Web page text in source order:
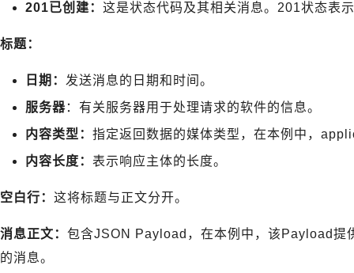
201已创建： 这是状态代码及其相关消息。201状态表
标题：
日期： 发送消息的日期和时间。
服务器：有关服务器用于处理请求的软件的信息。
内容类型： 指定返回数据的媒体类型，在本例中，
内容长度： 表示响应主体的长度。
空白行： 这将标题与正文分开。
消息正文： 包含JSON Payload，在本例中，该Payload提
的消息。